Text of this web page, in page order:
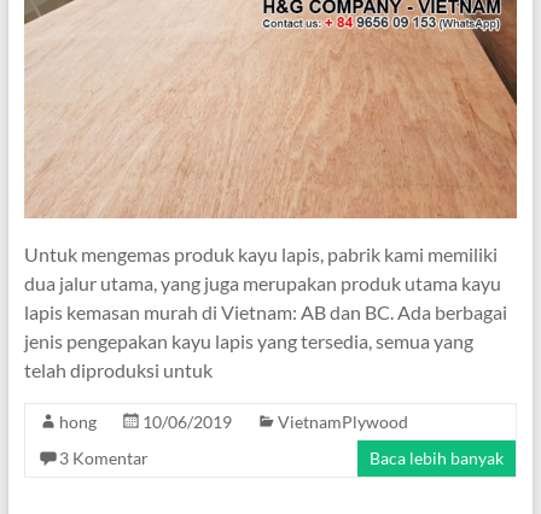
Untuk mengemas produk kayu lapis, pabrik kami memiliki
dua jalur utama, yang juga merupakan produk utama kayu
lapis kemasan murah di Vietnam: AB dan BC. Ada berbagai
jenis pengepakan kayu lapis yang tersedia, semua yang
telah diproduksi untuk
hong 10/06/2019
VietnamPlywood
3 Komentar
Baca lebih banyak